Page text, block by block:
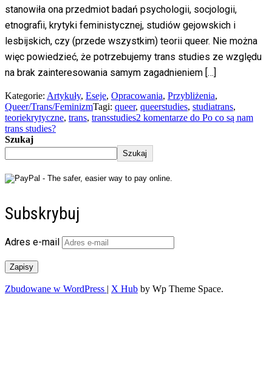
stanowiła ona przedmiot badań psychologii, socjologii,
etnografii, krytyki feministycznej, studiów gejowskich i
lesbijskich, czy (przede wszystkim) teorii queer. Nie można
więc powiedzieć, że potrzebujemy trans studies ze względu
na brak zainteresowania samym zagadnieniem […]
Kategorie: Artykuły, Eseje, Opracowania, Przybliżenia,
Queer/Trans/FeminizmTagi: queer, queerstudies, studiatrans,
teoriekrytyczne, trans, transstudies2 komentarze do Po co są nam
trans studies?
Szukaj
Szukaj
Subskrybuj
Adres e-mail
Zapisy
Zbudowane w WordPress | X Hub by Wp Theme Space.